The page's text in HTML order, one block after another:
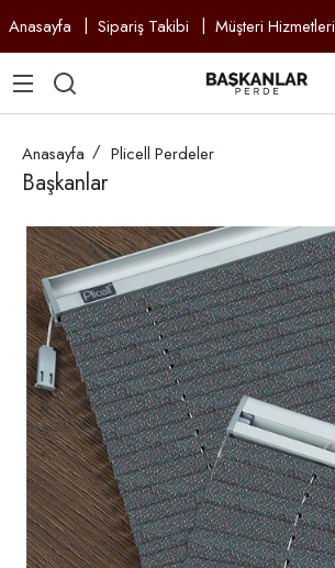
Anasayfa Sipariş Takibi Müşteri Hizmetleri
Anasayfa Plicell Perdeler
Başkanlar